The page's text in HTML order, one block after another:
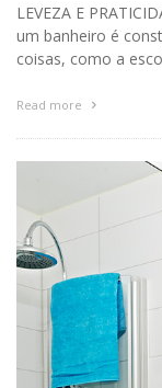
LEVEZA E
um banheiro é
coisas, como a
Read more